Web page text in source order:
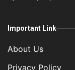
Important Link
About Us
Privacy Policy